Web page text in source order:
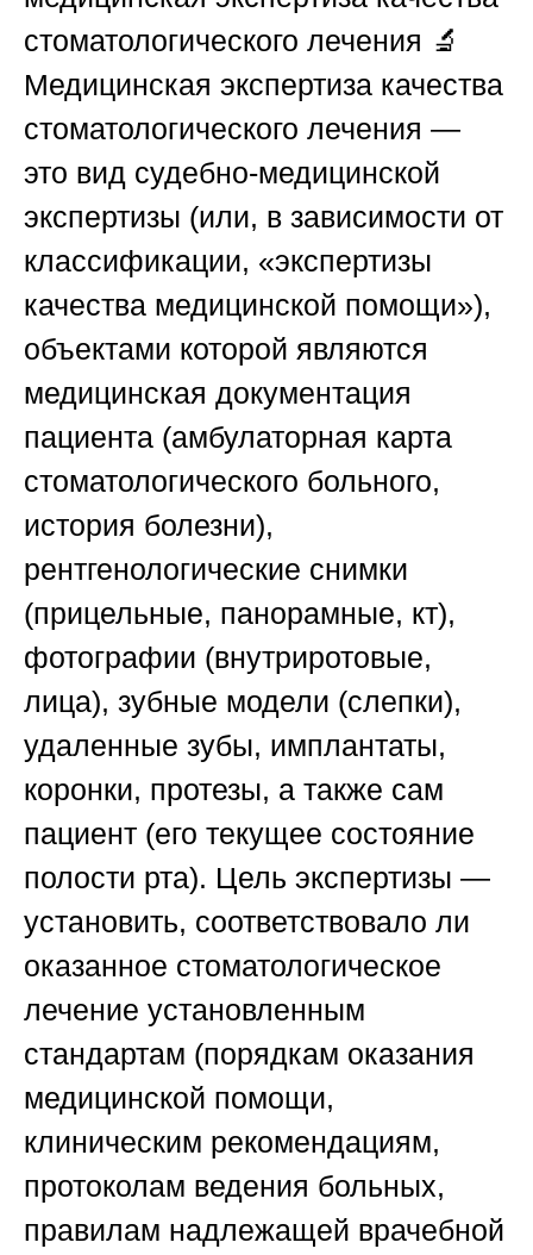
стоматологического лечения 🔬
Медицинская экспертиза качества
стоматологического лечения —
это вид судебно-медицинской
экспертизы (или, в зависимости от
классификации, «экспертизы
качества медицинской помощи»),
объектами которой являются
медицинская документация
пациента (амбулаторная карта
стоматологического больного,
история болезни),
рентгенологические снимки
(прицельные, панорамные, кт),
фотографии (внутриротовые,
лица), зубные модели (слепки),
удаленные зубы, имплантаты,
коронки, протезы, а также сам
пациент (его текущее состояние
полости рта). Цель экспертизы —
установить, соответствовало ли
оказанное стоматологическое
лечение установленным
стандартам (порядкам оказания
медицинской помощи,
клиническим рекомендациям,
протоколам ведения больных,
правилам надлежащей врачебной